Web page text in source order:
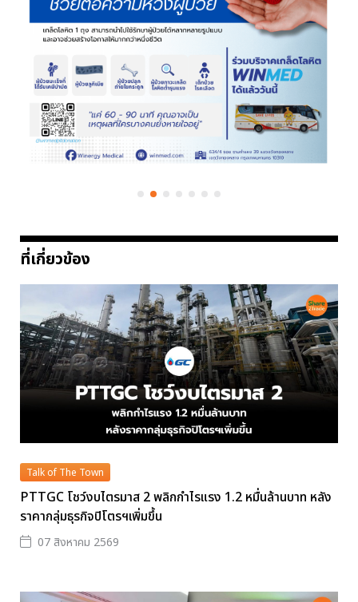
ที่เกี่ยวข้อง
Talk of The Town
PTTGC โชว์งบไตรมาส 2 พลิกกำไรแรง 1.2 หมื่นล้านบาท หลัง
ราคากลุ่มธุรกิจปิโตรฯเพิ่มขึ้น
07 สิงหาคม 2569